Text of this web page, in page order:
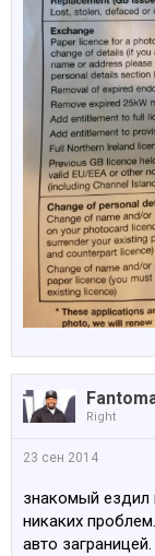
Right
23 сен 2014
знакомый ездил
никаких
авто